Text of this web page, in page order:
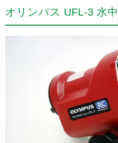
オリンパス UFL-3 水